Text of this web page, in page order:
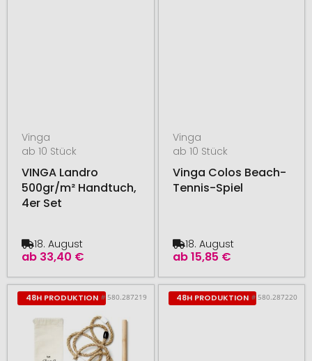
Vinga
ab 10 Stück
VINGA Landro
500gr/m² Handtuch,
4er Set
ab 33,40 €
18. August
Vinga
ab 10 Stück
Vinga Colos Beach-
Tennis-Spiel
ab15,85 €
18. August
48H PRODUKTION # 580.287219 48H PRODUKTION # 580.287220